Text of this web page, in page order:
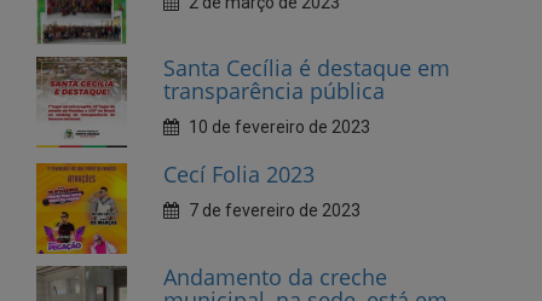
Cecí Folia 2023
7 de fevereiro de 2023
Andamento da creche
fase Avançada